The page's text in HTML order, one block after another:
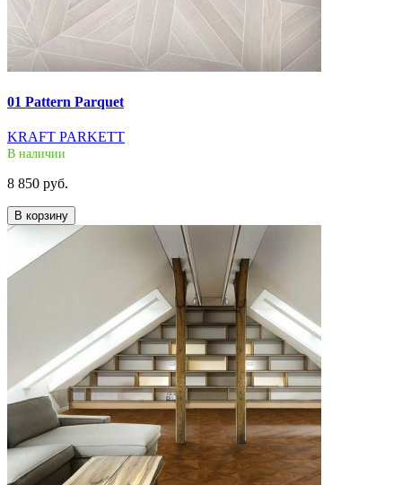
01 Pattern Parquet
KRAFT PARKETT
В наличии
8 850 руб.
В корзину